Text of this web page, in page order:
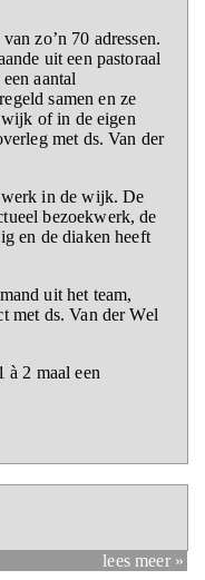
zo’n 70 adressen.
uit een pastoraal
aantal
samen en ze
of in de eigen
met ds. Van der
in de wijk. De
bezoekwerk, de
en de diaken heeft
uit het team,
met ds. Van der Wel
à 2 maal een
lees meer »